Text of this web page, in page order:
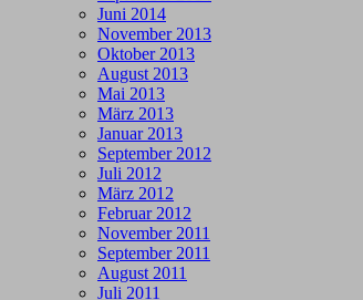
Juni 2014
November 2013
Oktober 2013
August 2013
Mai 2013
März 2013
Januar 2013
September 2012
Juli 2012
März 2012
Februar 2012
November 2011
September 2011
August 2011
Juli 2011